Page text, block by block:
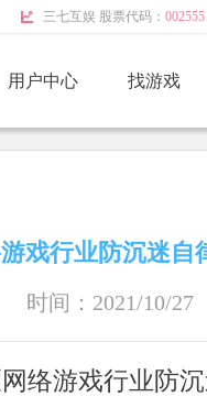
三七互娱 股票代码： 002555
用户中心 找游戏
戏行业防沉迷自
时间：2021/10/27
游戏行业防沉